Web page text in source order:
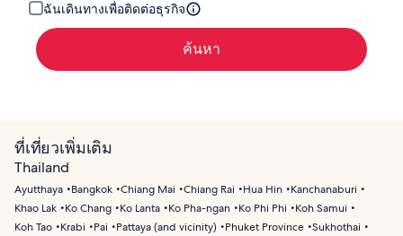
ฉันเดินทางเพื่อติดต่อธุรกิจ
ค้นหา
ที่เที่ยวเพิ่มเติม
Thailand
Ayutthaya Bangkok Chiang Mai Chiang Rai Hua Hin
Kanchanaburi
Khao Lak
Ko Chang Ko Lanta Ko Pha-ngan Ko Phi Phi
Koh Samui
Koh Tao
Krabi Pai Pattaya (and vicinity) Phuket Province Sukhothai